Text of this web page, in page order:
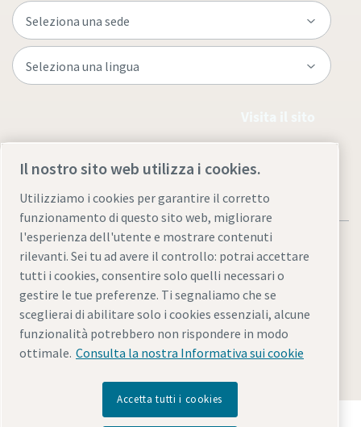
Note legali e informativa sulla privacy
Gestione preferenze cookiesAccessibilitàMappa del sito
© 2026 Atlas Copco AB.
Scopri come Atlas Copco Group promuove la
Il nostro sito web utilizza i cookies.
Utilizziamo i cookies per garantire il corretto
funzionamento di questo sito web, migliorare
l'esperienza dell'utente e mostrare contenuti
rilevanti. Sei tu ad avere il controllo: potrai accettare
tutti i cookies, consentire solo quelli necessari o
gestire le tue preferenze. Ti segnaliamo che se
sceglierai di abilitare solo i cookies essenziali, alcune
funzionalità potrebbero non rispondere in modo
ottimale. Consulta la nostra Informativa sui cookie
Accetta tutti i cookies